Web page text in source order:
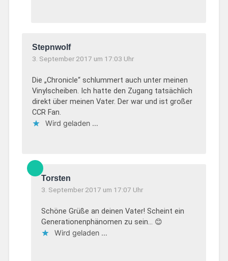
Stepnwolf
3. September 2017 um 17:03 Uhr
Die „Chronicle“ schlummert auch unter meinen
Vinylscheiben. Ich hatte den Zugang tatsächlich
direkt über meinen Vater. Der war und ist großer
CCR Fan.
Wird geladen …
Torsten
3. September 2017 um 17:07 Uhr
Schöne Grüße an deinen Vater! Scheint ein
Generationenphänomen zu sein… 😊
Wird geladen …